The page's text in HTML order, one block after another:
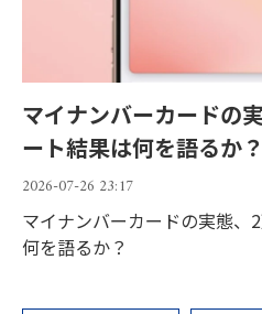
マイナンバーカードの
ート結果は何を語るか？
2026-07-26 23:17
マイナンバーカードの実態、
何を語るか？